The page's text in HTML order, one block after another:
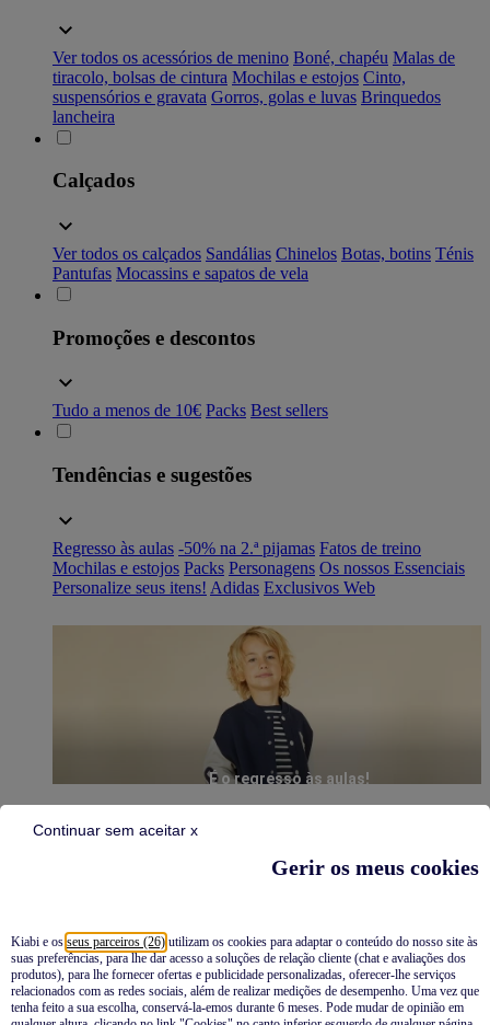
Gerir os meus cookies
Kiabi e os seus parceiros (26) utilizam os cookies para adaptar o conteúdo do nosso site às
suas preferências, para lhe dar acesso a soluções de relação cliente (chat e avaliações dos
produtos), para lhe fornecer ofertas e publicidade personalizadas, oferecer-lhe serviços
relacionados com as redes sociais, além de realizar medições de desempenho. Uma vez que
tenha feito a sua escolha, conservá-la-emos durante 6 meses. Pode mudar de opinião em
Continuar sem aceitar x
Ver todos os acessórios de menino Boné, chapéu Malas de
tiracolo, bolsas de cintura Mochilas e estojos Cinto,
suspensórios e gravata Gorros, golas e luvas Brinquedos
lancheira
Calçados
Ver todos os calçados Sandálias Chinelos Botas, botins Ténis
Pantufas Mocassins e sapatos de vela
Promoções e descontos
Tudo a menos de 10€ Packs Best sellers
Tendências e sugestões
Regresso às aulas -50% na 2.ª pijamas Fatos de treino
Mochilas e estojos Packs Personagens Os nossos Essenciais
Personalize seus itens! Adidas Exclusivos Web
É o regresso às aulas!
Pijamas
Novidades